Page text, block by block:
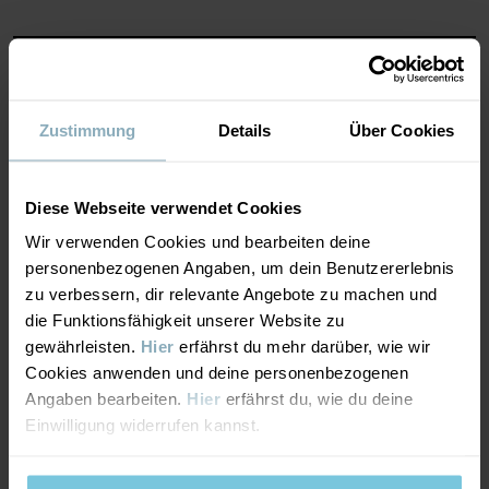
Zustimmung Details Über Cookies
Diese Webseite verwendet Cookies
Wir verwenden Cookies und bearbeiten deine
personenbezogenen Angaben, um dein Benutzererlebnis
zu verbessern, dir relevante Angebote zu machen und
die Funktionsfähigkeit unserer Website zu
gewährleisten. Hier erfährst du mehr darüber, wie wir
Cookies anwenden und deine personenbezogenen
Angaben bearbeiten. Hier erfährst du, wie du deine
Einwilligung widerrufen kannst.
KEEP AWAY FROM FIRE
Herstellungsland:
Fabrik:Qingdao Sino Textile Technique Co Ltd
Material
100% Wool Merino
Pflegehinweise
WASCHEN
Wollwaschgang 30 °C
Bleichen nicht erlaubt
Nicht im Trommeltrockner trocknen
Nicht bügeln
NACHHALTIGKEIT
LIEFERUNG UND RÜCKSENDUNG
Lieferung & Rücksendung
Lieferung
Wir liefern versandkostenfrei ab 69€. Die Lieferzeit beträgt 3–5
Werktagen. Je nachdem, an welche Postleitzahl die Lieferung
Versandoptionen angezeigt.
DAS KÖNNTE DIR AUCH GEFALLEN
PO.P WEATHER PRO®